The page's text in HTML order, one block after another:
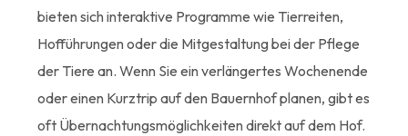
bieten sich interaktive Programme wie Tierreiten,
Hofführungen oder die Mitgestaltung bei der Pflege
der Tiere an. Wenn Sie ein verlängertes Wochenende
oder einen Kurztrip auf den Bauernhof planen, gibt es
oft Übernachtungsmöglichkeiten direkt auf dem Hof.